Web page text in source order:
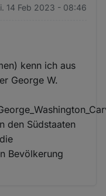
14 Feb 2023 - 08:46
kenn ich aus
George W.
den Südstaaten
Bevölkerung